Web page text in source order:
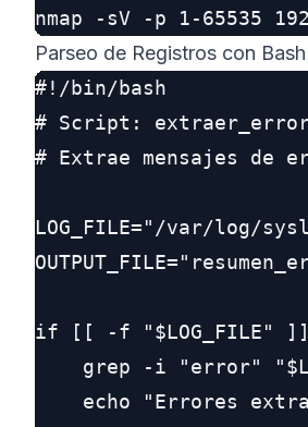
Parseo de Registros con Bash
#!/bin/bash
# Script:
# Extrae mensajes de
LOG_FILE="/var/log/
if [[ -f "$LOG_FILE"
grep -i "error"
echo "Errores